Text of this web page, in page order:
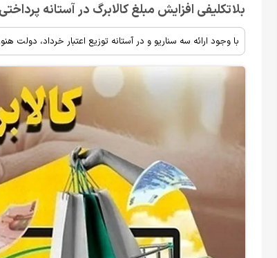
بلاتکلیفی افزایش مبلغ کالابرگ در آستانه
با وجود ارائه سه سناریو و در آستانه توزیع اعتبار خرداد، دولت